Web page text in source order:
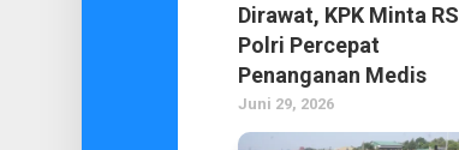
Dirawat, KPK Minta RS
Polri Percepat
Penanganan Medis
Juni 29, 2026